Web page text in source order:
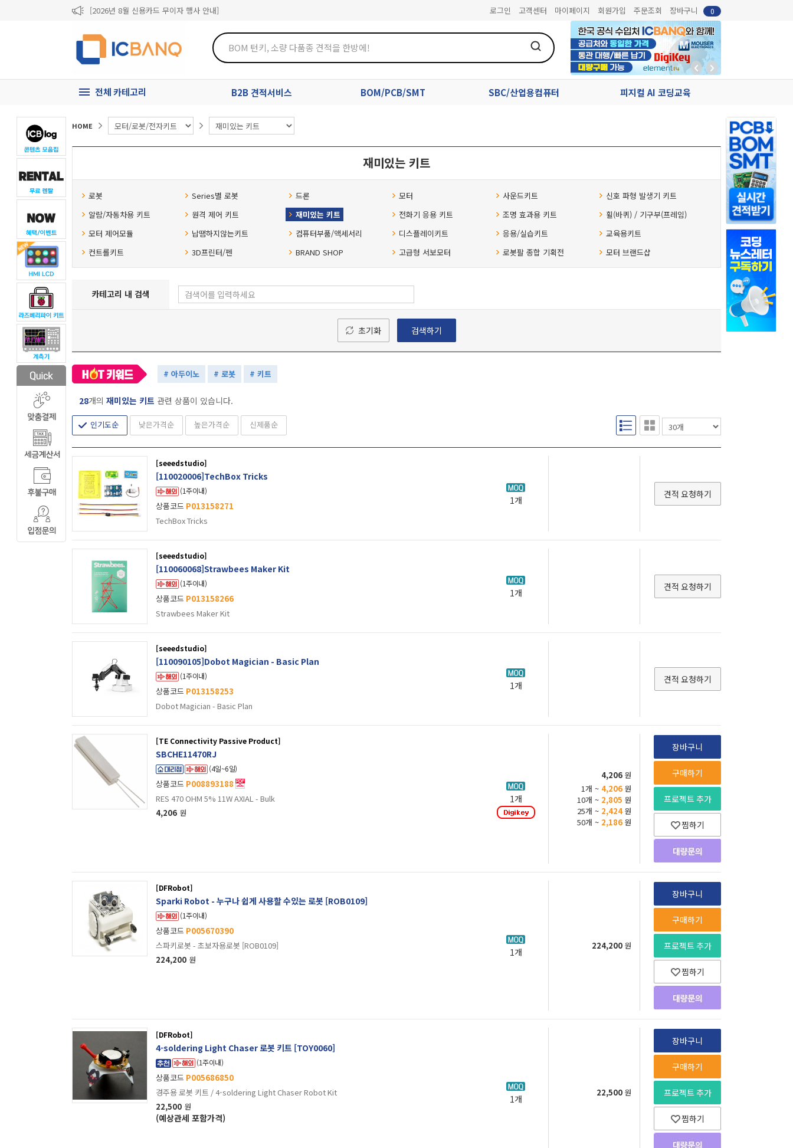
[2026년 8월 신용카드 무이자 행사 안내]
[마일리지 적립 및 사용 정책 개편 안내]
로그인 고객센터 마이페이지 회원가입 주문조회 장바구니 0
전체 카테고리 B2B 견적서비스 BOM/PCB/SMT SBC/산업용컴퓨터 피지컬 AI 코딩교육
HOME
재미있는 키트
로봇 Series별 로봇 드론 모터 사운드키트
신호 파형 발생기 키트
알람/자동차용 키트
원격 제어 키트 재미있는 키트 전화기 응용 키트 조명 효과용 키트
휠(바퀴) / 기구부(프레임)
모터 제어모듈
납땜하지않는키트 컴퓨터부품/액세서리 디스플레이키트 응용/실습키트
교육용키트
컨트롤키트
3D프린터/펜 BRAND SHOP 고급형 서보모터 로봇팔 종합 기획전 모터 브랜드샵
카테고리 내 검색
초기화 검색하기
# 아두이노 # 로봇 # 키트
28개의 재미있는 키트 관련 상품이 있습니다.
인기도순 낮은가격순 높은가격순 신제품순
[seeedstudio]
[110020006]TechBox Tricks
(1주이내)
상품코드 P013158271
TechBox Tricks
1개
견적 요청하기
[seeedstudio]
[110060068]Strawbees Maker Kit
(1주이내)
상품코드 P013158266
Strawbees Maker Kit
1개
견적 요청하기
[seeedstudio]
[110090105]Dobot Magician - Basic Plan
(1주이내)
상품코드 P013158253
Dobot Magician - Basic Plan
1개
견적 요청하기
[TE Connectivity Passive Product]
SBCHE11470RJ
(4일~6일)
상품코드 P008893188
RES 470 OHM 5% 11W AXIAL - Bulk
4,206 원
1개
4,206 원
1개 ~ 4,206 원
10개 ~ 2,805 원
25개 ~ 2,424 원
50개 ~ 2,186 원
장바구니
구매하기
프로젝트 추가
찜하기
[DFRobot]
Sparki Robot - 누구나 쉽게 사용할 수있는 로봇 [ROB0109]
(1주이내)
상품코드 P005670390
스파키로봇 - 초보자용로봇 [ROB0109]
224,200 원
1개
224,200 원
장바구니
구매하기
프로젝트 추가
찜하기
[DFRobot]
4-soldering Light Chaser 로봇 키트 [TOY0060]
(1주이내)
상품코드 P005686850
경주용 로봇 키트 / 4-soldering Light Chaser Robot Kit
22,500 원
(예상관세 포함가격)
1개
22,500 원
장바구니
구매하기
프로젝트 추가
찜하기